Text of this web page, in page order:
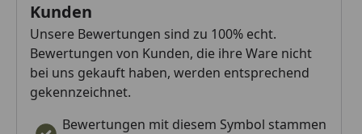
Kunden
Unsere Bewertungen sind zu 100% echt.
Bewertungen von Kunden, die ihre Ware nicht
bei uns gekauft haben, werden entsprechend
gekennzeichnet.
Bewertungen mit diesem Symbol stammen